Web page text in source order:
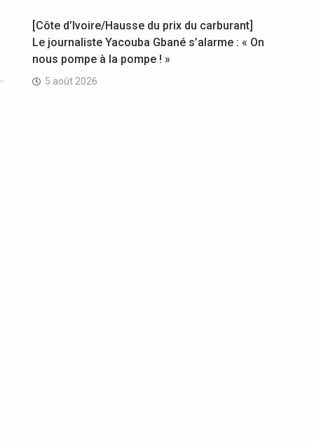
[Côte d’Ivoire/Hausse du prix du carburant]
Le journaliste Yacouba Gbané s’alarme : « On
nous pompe à la pompe ! »
5 août 2026